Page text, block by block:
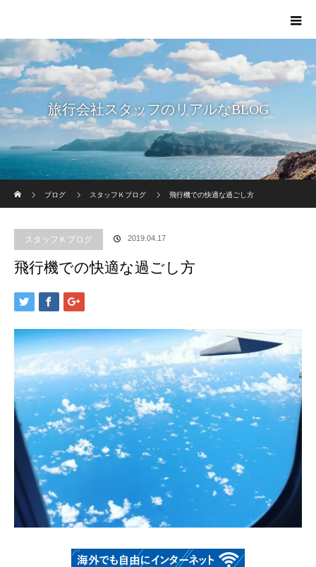
旅行会社スタッフのリアルなBLOG
ブログ
スタッフＫブログ 飛行機での快適な過ごし方
スタッフＫブログ 2019.04.17
飛行機での快適な過ごし方